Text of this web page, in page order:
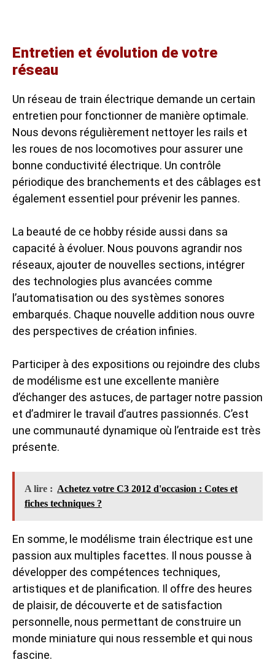
Entretien et évolution de votre
réseau
Un réseau de train électrique demande un certain
entretien pour fonctionner de manière optimale.
Nous devons régulièrement nettoyer les rails et
les roues de nos locomotives pour assurer une
bonne conductivité électrique. Un contrôle
périodique des branchements et des câblages est
également essentiel pour prévenir les pannes.
La beauté de ce hobby réside aussi dans sa
capacité à évoluer. Nous pouvons agrandir nos
réseaux, ajouter de nouvelles sections, intégrer
des technologies plus avancées comme
l’automatisation ou des systèmes sonores
embarqués. Chaque nouvelle addition nous ouvre
des perspectives de création infinies.
Participer à des expositions ou rejoindre des clubs
de modélisme est une excellente manière
d’échanger des astuces, de partager notre passion
et d’admirer le travail d’autres passionnés. C’est
une communauté dynamique où l’entraide est très
présente.
A lire : Achetez votre C3 2012 d'occasion : Cotes et
fiches techniques ?
En somme, le modélisme train électrique est une
passion aux multiples facettes. Il nous pousse à
développer des compétences techniques,
artistiques et de planification. Il offre des heures
de plaisir, de découverte et de satisfaction
personnelle, nous permettant de construire un
monde miniature qui nous ressemble et qui nous
fascine.